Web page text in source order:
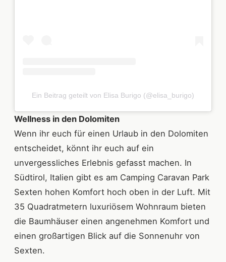
Ein Beitrag geteilt von Elisa Burigo (@elisa_burigo)
Wellness in den Dolomiten
Wenn ihr euch für einen Urlaub in den Dolomiten
entscheidet, könnt ihr euch auf ein
unvergessliches Erlebnis gefasst machen. In
Südtirol, Italien gibt es am Camping Caravan Park
Sexten hohen Komfort hoch oben in der Luft. Mit
35 Quadratmetern luxuriösem Wohnraum bieten
die Baumhäuser einen angenehmen Komfort und
einen großartigen Blick auf die Sonnenuhr von
Sexten.